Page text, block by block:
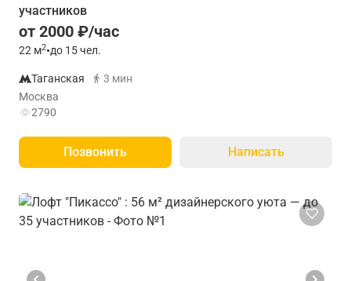
участников
от 2000 ₽/час
22 м2•до 15 чел.
Таганская
3 мин
Москва
2790
Позвонить Написать